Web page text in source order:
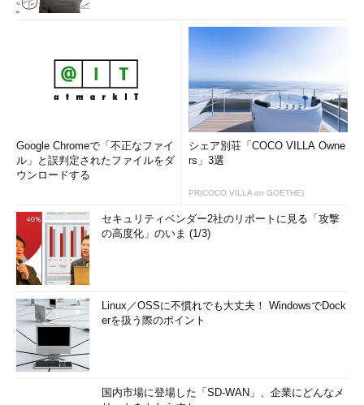
Google Chromeで「不正なファイ
ル」と誤判定されたファイルをダ
ウンロードする
シェア別荘「COCO VILLA Owne
rs」3選
PR(COCO VILLA on GOETHE)
セキュリティベンダー2社のリポートに見る「攻撃
の高度化」のいま (1/3)
Linux／OSSに不慣れでも大丈夫！ WindowsでDock
erを扱う際のポイント
国内市場に登場した「SD-WAN」、企業にどんなメ